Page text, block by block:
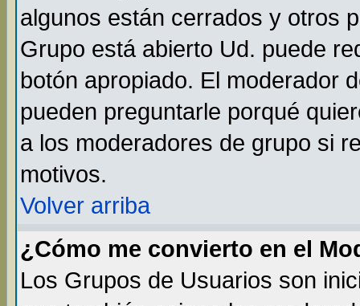
algunos están cerrados y otros
Grupo está abierto Ud. puede
botón apropiado. El moderador
pueden preguntarle porqué
a los moderadores de grupo si
motivos.
Volver arriba
¿Cómo me convierto en el
Los Grupos de Usuarios son